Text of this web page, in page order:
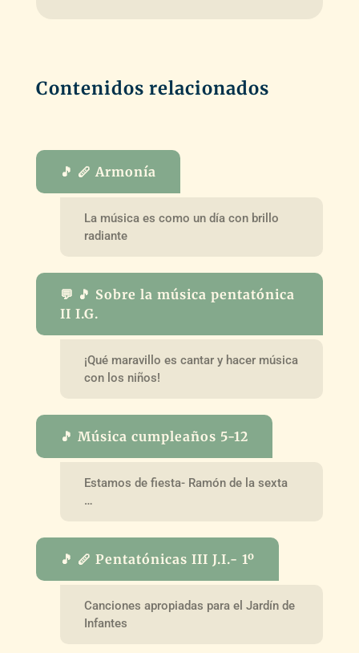
Contenidos relacionados
🎵 🪈 Armonía
La música es como un día con brillo
radiante
💬 🎵 Sobre la música pentatónica
II I.G.
¡Qué maravillo es cantar y hacer música
con los niños!
🎵 Música cumpleaños 5-12
Estamos de fiesta- Ramón de la sexta
…
🎵 🪈 Pentatónicas III J.I.- 1º
Canciones apropiadas para el Jardín de
Infantes